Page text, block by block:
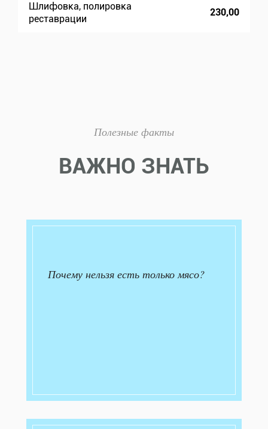
Шлифовка, полировка
реставрации
230,00
Полезные факты
ВАЖНО ЗНАТЬ
Почему нельзя есть только мясо?